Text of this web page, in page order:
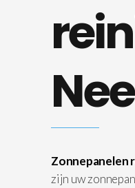
Zonnepanelen
zijn uw